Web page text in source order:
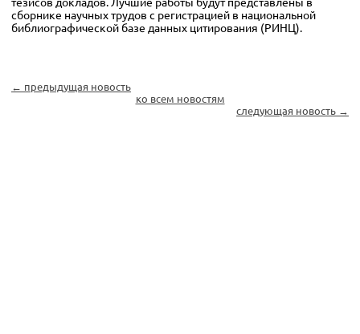
сборнике научных трудов с регистрацией в национальной
библиографической базе данных цитирования (РИНЦ).
← предыдущая новость
ко всем новостям
следующая новость →